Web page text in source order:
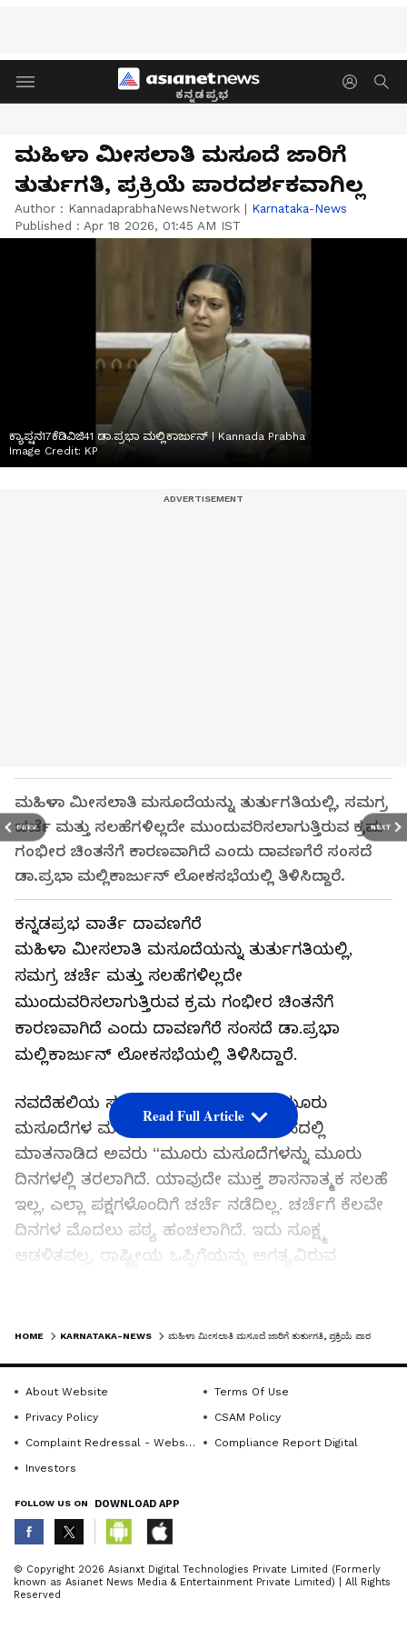
ಕನ್ನಡಪ್ರಭ
PREV NEXT
ಮಹಿಳಾ ಮೀಸಲಾತಿ ಮಸೂದೆ ಜಾರಿಗೆ
ತುರ್ತುಗತಿ, ಪ್ರಕ್ರಿಯೆ ಪಾರದರ್ಶಕವಾಗಿಲ್ಲ
Author : KannadaprabhaNewsNetwork | Karnataka-News
Published : Apr 18 2026, 01:45 AM IST
ಕ್ಯಾಪ್ಷನ17ಕೆಡಿವಿಜಿ41 ಡಾ.ಪ್ರಭಾ ಮಲ್ಲಿಕಾರ್ಜುನ್ | Kannada Prabha
Image Credit: KP
ಮಹಿಳಾ ಮೀಸಲಾತಿ ಮಸೂದೆಯನ್ನು ತುರ್ತುಗತಿಯಲ್ಲಿ, ಸಮಗ್ರ
ಚರ್ಚೆ ಮತ್ತು ಸಲಹೆಗಳಿಲ್ಲದೇ ಮುಂದುವರಿಸಲಾಗುತ್ತಿರುವ ಕ್ರಮ
ಗಂಭೀರ ಚಿಂತನೆಗೆ ಕಾರಣವಾಗಿದೆ ಎಂದು ದಾವಣಗೆರೆ ಸಂಸದೆ
ಡಾ.ಪ್ರಭಾ ಮಲ್ಲಿಕಾರ್ಜುನ್ ಲೋಕಸಭೆಯಲ್ಲಿ ತಿಳಿಸಿದ್ದಾರೆ.
ಕನ್ನಡಪ್ರಭ ವಾರ್ತೆ ದಾವಣಗೆರೆ
ಮಹಿಳಾ ಮೀಸಲಾತಿ ಮಸೂದೆಯನ್ನು ತುರ್ತುಗತಿಯಲ್ಲಿ,
ಸಮಗ್ರ ಚರ್ಚೆ ಮತ್ತು ಸಲಹೆಗಳಿಲ್ಲದೇ
ಮುಂದುವರಿಸಲಾಗುತ್ತಿರುವ ಕ್ರಮ ಗಂಭೀರ ಚಿಂತನೆಗೆ
ಕಾರಣವಾಗಿದೆ ಎಂದು ದಾವಣಗೆರೆ ಸಂಸದೆ ಡಾ.ಪ್ರಭಾ
ಮಲ್ಲಿಕಾರ್ಜುನ್ ಲೋಕಸಭೆಯಲ್ಲಿ ತಿಳಿಸಿದ್ದಾರೆ.
ನವದೆಹಲಿಯ ಸಂಸತ್ತಿನಲ್ಲಿ ನಡೆಯುತ್ತಿರುವ ಮೂರು
ಮಸೂದೆಗಳ ಮಂಡನೆಯ ವಿಶೇಷ ಅಧಿವೇಶನದಲ್ಲಿ
ಮಾತನಾಡಿದ ಅವರು “ಮೂರು ಮಸೂದೆಗಳನ್ನು ಮೂರು
ದಿನಗಳಲ್ಲಿ ತರಲಾಗಿದೆ. ಯಾವುದೇ ಮುಕ್ತ ಶಾಸನಾತ್ಮಕ ಸಲಹೆ
ಇಲ್ಲ, ಎಲ್ಲಾ ಪಕ್ಷಗಳೊಂದಿಗೆ ಚರ್ಚೆ ನಡೆದಿಲ್ಲ. ಚರ್ಚೆಗೆ ಕೆಲವೇ
ದಿನಗಳ ಮೊದಲು ಪಠ್ಯ ಹಂಚಲಾಗಿದೆ. ಇದು ಸೂಕ್ಷ್ಮ
ಆಡಳಿತವಲ್ಲ, ರಾಷ್ಟ್ರೀಯ ಒಪ್ಪಿಗೆಯನ್ನು ಅಗತ್ಯವಿರುವ
ಮಹಿಳಾ ಮೀಸಲಾತಿ ಕುರಿತು ಕಾಂಗ್ರೆಸ್ ಪಕ್ಷದ ನಿಲುವು
ಸ್ಪಷ್ಟವಾಗಿದೆ ಎಂದು ಹೇಳಿದ ಅವರು, “ರಾಜೀವ್ ಗಾಂಧಿ
ತಿದ್ದುಪಡಿಗಳ ಮೂಲಕ ಗ್ರಾಮೀಣ ಮಟ್ಟದಲ್ಲಿ ಮಹಿಳಾ
Read Full Article
ABOUT THE AUTHOR
K KannadaprabhaNewsNetwork
HOME KARNATAKA-NEWS
About Website
Terms Of Use
Privacy Policy
CSAM Policy
Complaint Redressal - Website
Compliance Report Digital
Investors
FOLLOW US ON DOWNLOAD APP
© Copyright 2026 Asianxt Digital Technologies Private Limited (Formerly
known as Asianet News Media & Entertainment Private Limited) | All Rights
Reserved